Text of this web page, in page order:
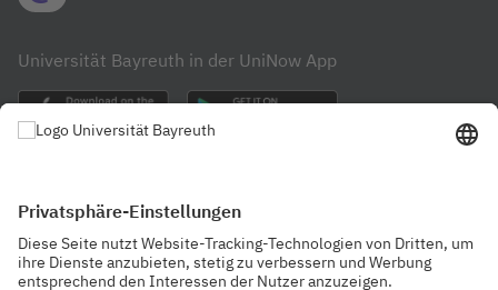
Universität Bayreuth in der UniNow App
Häufig besuchte Seiten
Helpdesk Aktuelle Meldungen